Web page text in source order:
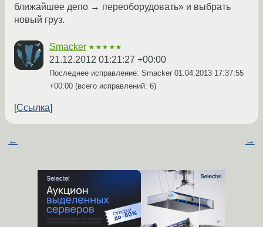
ближайшее депо → переоборудовать» и выбрать
новый груз.
Smacker ★★★★★
21.12.2012 01:21:27 +00:00
Последнее исправление: Smacker 01.04.2013 17:37:55
+00:00 (всего исправлений: 6)
Ссылка
← →